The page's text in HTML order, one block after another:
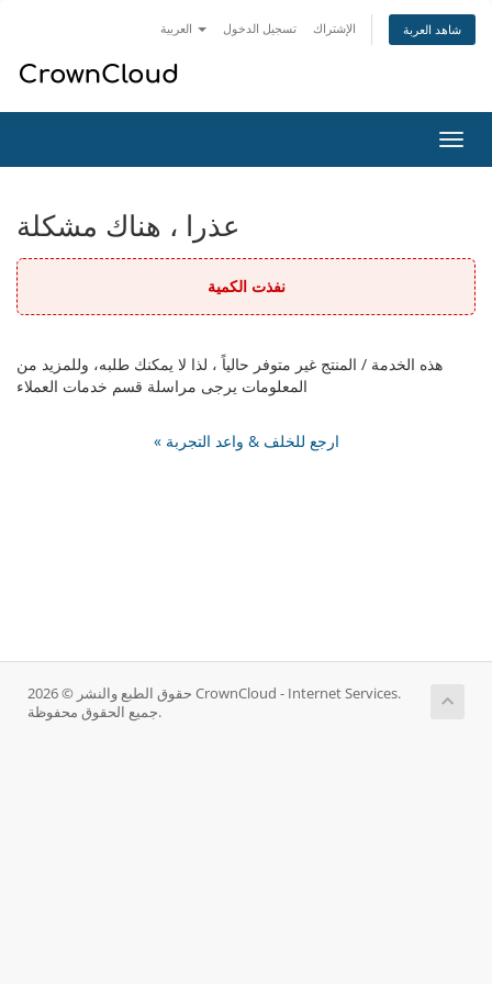
تسجيل الدخول الإشتراك شاهد العربة
تبديل
التنقل
عذرا ، هناك مشكلة
نفذت الكمية
هذه الخدمة / المنتج غير متوفر حالياً ، لذا لا يمكنك طلبه، وللمزيد من
المعلومات يرجى مراسلة قسم خدمات العملاء
« ارجع للخلف & واعد التجربة
حقوق الطبع والنشر © 2026 CrownCloud - Internet Services.
جميع الحقوق محفوظة.